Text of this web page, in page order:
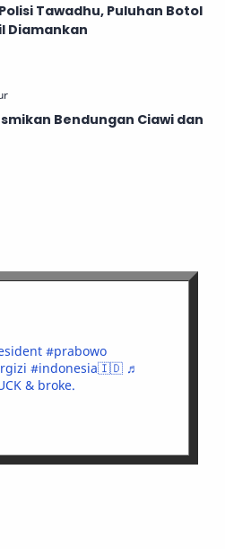
Tawadhu, Puluhan Botol
Diamankan
Bendungan Ciawi dan
#prabowo
#indonesia🇮🇩 ♬
& broke.